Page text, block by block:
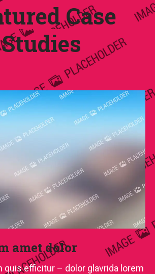
Case
Studies
amet dolor
quis efficitur – dolor glavrida lorem